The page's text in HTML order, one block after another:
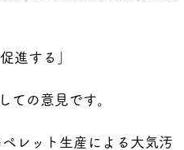
進する」
ての意見です。
レット生産による大気汚